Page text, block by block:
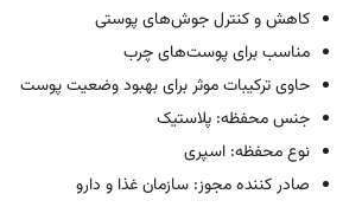
کاهش و کنترل جوش‌های پوستی
مناسب برای پوست‌های چرب
حاوی ترکیبات موثر برای بهبود وضعیت پوست
جنس محفظه: پلاستیک
نوع محفظه: اسپری
صادر کننده مجوز: سازمان غذا و دارو